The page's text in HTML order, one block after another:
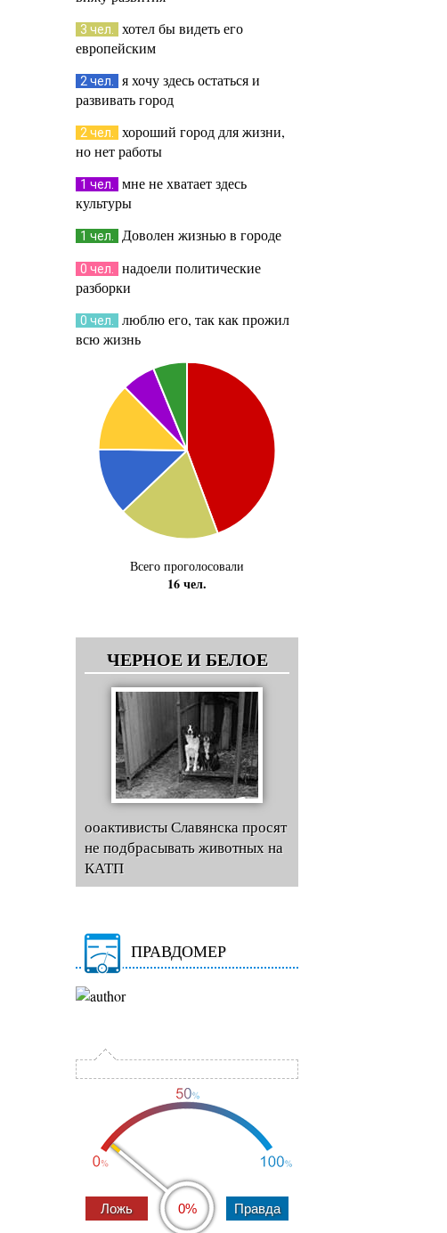
3 чел.
хотел бы видеть его
европейским
2 чел.
я хочу здесь остаться и
развивать город
2 чел.
хороший город для жизни,
но нет работы
1 чел.
мне не хватает здесь
культуры
1 чел. Доволен жизнью в городе
0 чел.
надоели политические
разборки
0 чел.
люблю его, так как прожил
всю жизнь
Всего проголосовали
16 чел.
ЧЕРНОЕ И БЕЛОЕ
ооактивисты Славянска просят
не подбрасывать животных на
КАТП
ПРАВДОМЕР
0%